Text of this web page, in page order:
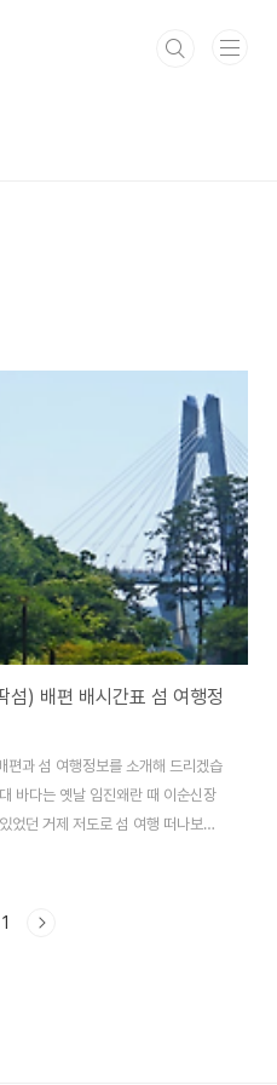
섬) 배편 배시간표 섬 여행정
편과 섬 여행정보를 소개해 드리겠습
바다는 옛날 임진왜란 때 이순신장
었던 거제 저도로 섬 여행 떠나보시
는 배편과 섬 여행정보도 함께 알
도유람선이 운항하는 여객선을 이
1